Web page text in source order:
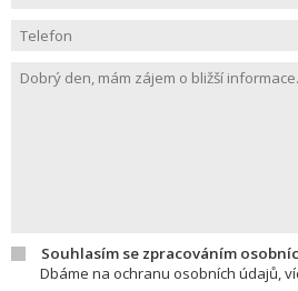
Souhlasím se zpracováním
Dbáme na ochranu osobních údajů,